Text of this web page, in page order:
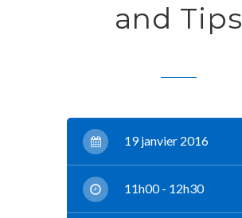
and Tips
19 janvier 2016
11h00 - 12h30